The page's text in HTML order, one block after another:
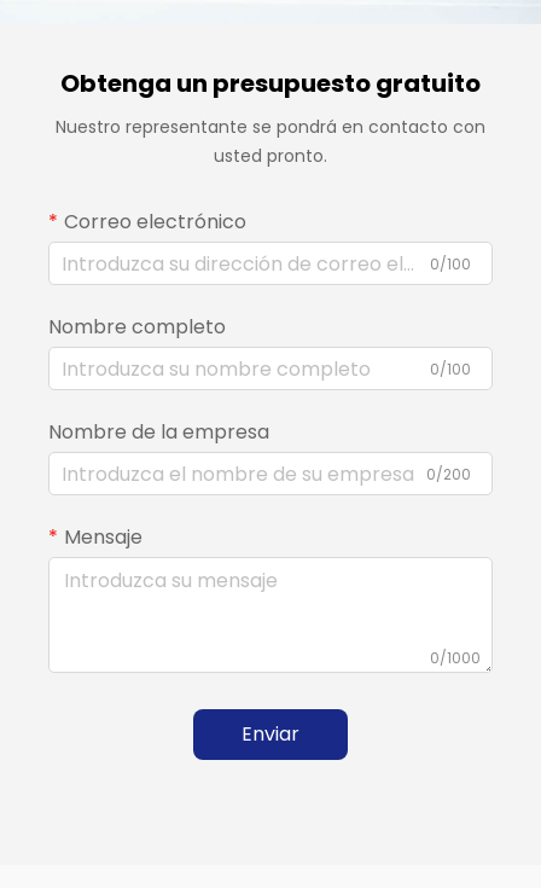
Obtenga un presupuesto gratuito
Nuestro representante se pondrá en contacto con
usted pronto.
Correo electrónico
0/100
Nombre completo
0/100
Nombre de la empresa
0/200
Mensaje
0/1000
Enviar